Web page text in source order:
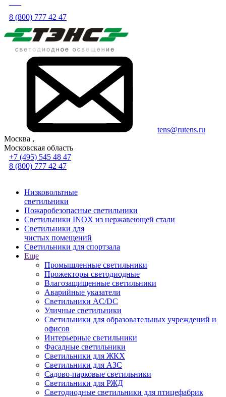
8 (800) 777 42 47
tens@rutens.ru
Москва ,
Московская область
+7 (495) 545 48 47
8 (800) 777 42 47
Низковольтные
светильники
Пожаробезопасные светильники
Светильники INOX из нержавеющей стали
Светильники для
чистых помещений
Светильники для спортзала
Еще
Промышленные светильники
Прожекторы светодиодные
Влагозащищенные светильники
Аварийные указатели
Светильники AC/DC
Уличные светильники
Светильники для образовательных учреждений и
офисов
Интерьерные светильники
Фасадные светильники
Светильники для ЖКХ
Светильники для АЗС
Садово-парковые светильники
Светильники для РЖД
Светодиодные светильники для птицефабрик